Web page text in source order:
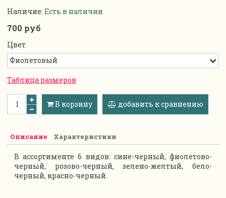
Наличие: Есть в наличии
700 руб
Цвет
Таблица размеров
В корзину добавить к сравнению
Описание Характеристики
В ассортименте 6 видов: сине-черный, фиолетово-
черный, розово-черный, зелено-желтый, бело-
черный, красно-черный.